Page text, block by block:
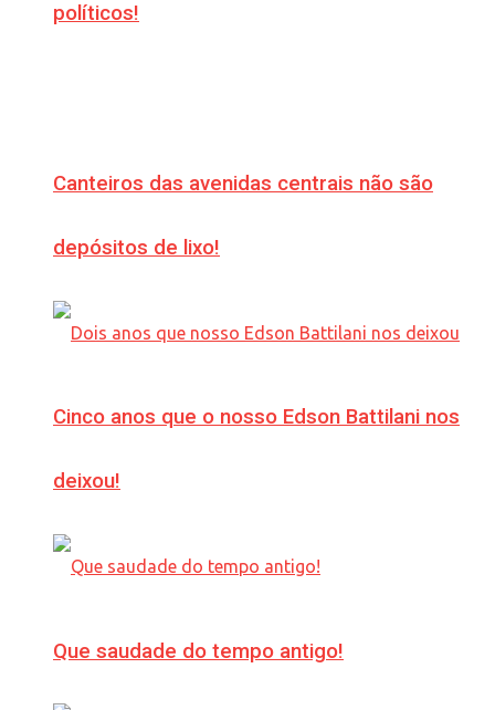
políticos!
Canteiros das avenidas centrais não são
depósitos de lixo!
Cinco anos que o nosso Edson Battilani nos
deixou!
Que saudade do tempo antigo!